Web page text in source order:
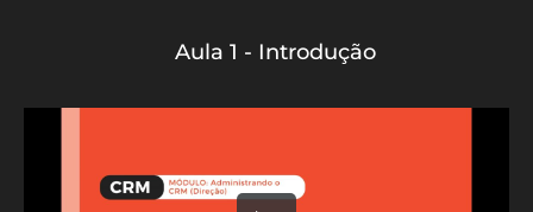
Aula 1 - Introdução